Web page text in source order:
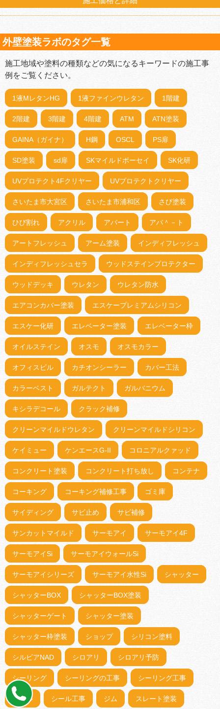
外壁塗装ラボのタグ一覧
施工地域や塗料の種類などの気になるキーワードの施工事
例をご覧ください。
1液MレタンHG 1液ファインウレタン 1階建
2階建 3階建 4階建 ATM ATN塗装
GAINA（ガイナ） H鋼 OSCL PS扉
SD塗装 sd扉 SKマイルドボーセイ SK化研
UVプロテクト4Fクリヤー UVプロテクトクリヤー
さいたま市大宮区 さいたま市浦和区 さび塗装
ひび割れ アクリル アパート アパ＾－ト
アートフレッシュ アーム塗装 インディフレッシュ
インディフレッシュセラ ウッドステインプロテクター
ウッドデッキ ウレタン ウレタン防水
エアコンカバー塗装 エスケープレミアムシリコン
エスケー化研 エレベーター塗装 エレベーター枠
オイルステイン オスモ オスモカラー
オフィスビル カチオンシーラー カバー工法
カラーベスト ガルテクト ガルバニウム
キシラデコール クラック補修
クリーンマイルドウレタン クリーンマイルドシリコン
ケイミュー ケンエースG-II コロニアルクァッド
コンクリート塗装 コンクリート打ち放し コンテナ
コーキング コーキング補修工事 ゴミ庫
サイディング サビ止め サビ補修
サンカットマイルド サーモアイ サーモアイ4F
サーモアイSi サーモアイウォールSi
サーモアイシリーズ サーモアイ水性Si シャッター
シャッターBOX シャッターBOX塗装
シャッターゲート シャッター塗装
シャッター枠塗装 ショップ シリコン塗料
シルビアNAD シロアリ シロアリ予防
シーリング シーリングの工事 シーリング工事
シール シール工事 ジム スレート塗装